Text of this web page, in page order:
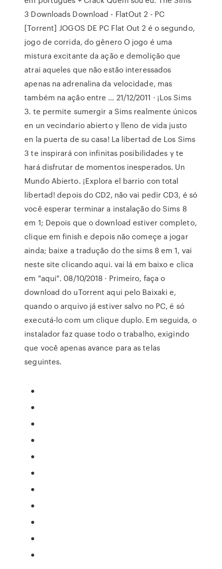
3 Downloads Download - FlatOut 2 - PC
[Torrent] JOGOS DE PC Flat Out 2 é o segundo,
jogo de corrida, do gênero O jogo é uma
mistura excitante da ação e demolição que
atrai aqueles que não estão interessados
apenas na adrenalina da velocidade, mas
também na ação entre … 21/12/2011 · ¡Los Sims
3. te permite sumergir a Sims realmente únicos
en un vecindario abierto y lleno de vida justo
en la puerta de su casa! La libertad de Los Sims
3 te inspirará con infinitas posibilidades y te
hará disfrutar de momentos inesperados. Un
Mundo Abierto. ¡Explora el barrio con total
libertad! depois do CD2, não vai pedir CD3, é só
você esperar terminar a instalação do Sims 8
em 1; Depois que o download estiver completo,
clique em finish e depois não começe a jogar
ainda; baixe a tradução do the sims 8 em 1, vai
neste site clicando aqui. vai lá em baixo e clica
em "aqui". 08/10/2018 · Primeiro, faça o
download do uTorrent aqui pelo Baixaki e,
quando o arquivo já estiver salvo no PC, é só
executá-lo com um clique duplo. Em seguida, o
instalador faz quase todo o trabalho, exigindo
que você apenas avance para as telas
seguintes.